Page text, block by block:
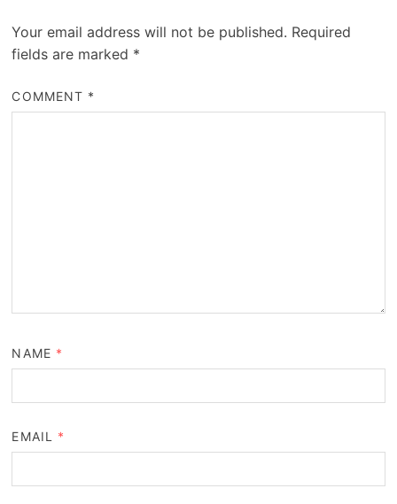
Your email address will not be published. Required
fields are marked *
COMMENT *
NAME *
EMAIL *